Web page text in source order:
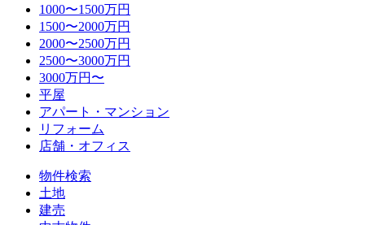
1000〜1500万円
1500〜2000万円
2000〜2500万円
2500〜3000万円
3000万円〜
平屋
アパート・マンション
リフォーム
店舗・オフィス
物件検索
土地
建売